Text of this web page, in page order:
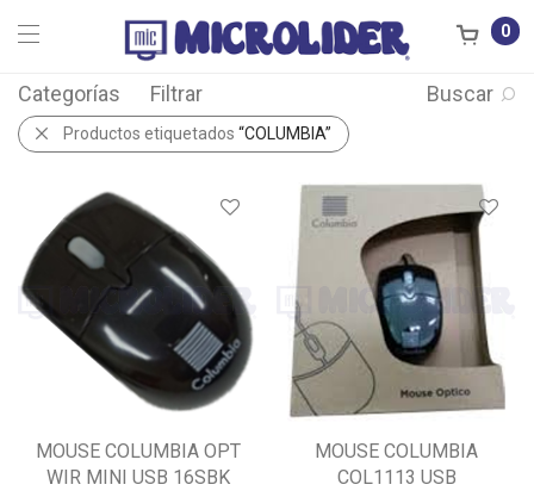
0
Categorías Filtrar Buscar
Productos etiquetados “COLUMBIA”
MOUSE COLUMBIA OPT
WIR MINI USB 16SBK
MOUSE COLUMBIA
COL1113 USB